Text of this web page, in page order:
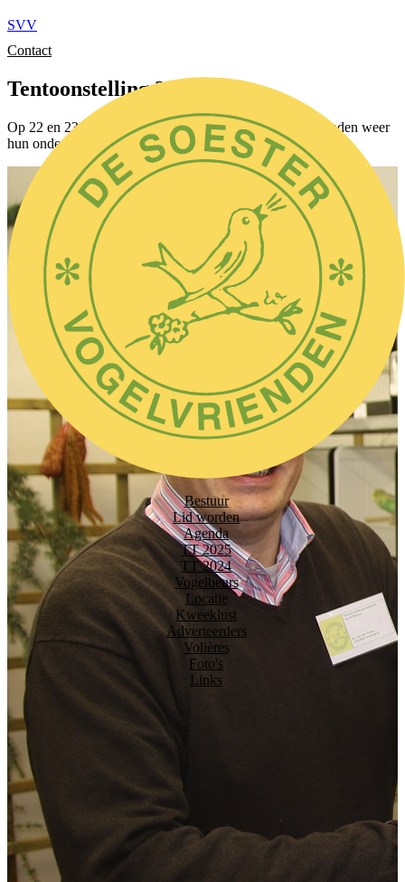
SVV
Contact
Bestuur
Lid worden
Agenda
TT 2025
TT 2024
Vogelbeurs
Locatie
Kweeklust
Adverteerders
Volières
Foto's
Links
Tentoonstelling 2024
Op 22 en 23 november organiseren de Soester Vogelvrienden weer
hun onderlinge tentoonstelling.